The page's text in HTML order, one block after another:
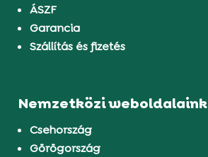
ÁSZF
Garancia
Szállítás és fizetés
Nemzetközi weboldalaink
Csehország
Görögország